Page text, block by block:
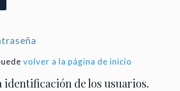
volver a la página de inicio
identificación de los usuarios.